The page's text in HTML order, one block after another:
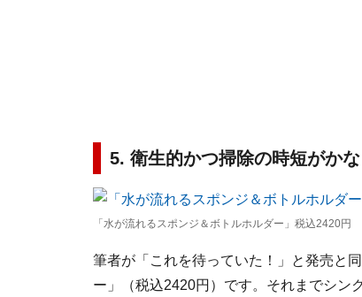
5. 衛生的かつ掃除の時短がか
「水が流れるスポンジ＆ボトルホルダー」税込2420円
筆者が「これを待っていた！」と発売と
ー」（税込2420円）です。それまでシン